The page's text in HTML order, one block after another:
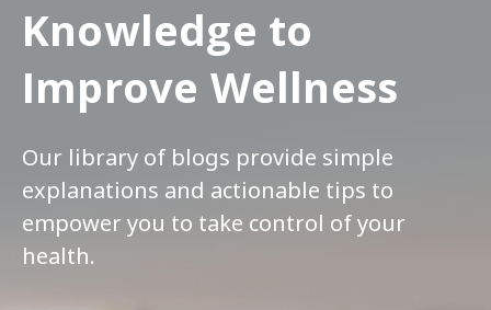
Knowledge to
Improve Wellness
Our library of blogs provide simple
explanations and actionable tips to
empower you to take control of your
health.